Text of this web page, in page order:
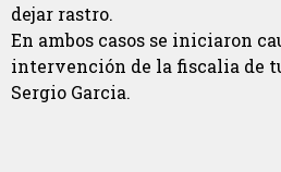
dejar rastro.
En ambos casos se iniciaron
intervención de la fiscalia de
Sergio Garcia.